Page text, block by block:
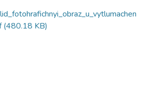
(480.18 KB)